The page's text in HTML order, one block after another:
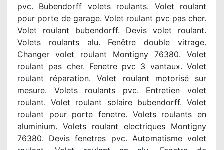
pvc. Bubendorff volets roulants. Volet roulant
pour porte de garage. Volet roulant pvc pas cher.
Volet roulant bubendorff. Devis volet roulant.
Volets roulants alu. Fenêtre double vitrage.
Changer volet roulant Montigny 76380. Volet
roulant pas cher. Fenetre pvc 3 vantaux. Volet
roulant réparation. Volet roulant motorisé sur
mesure. Volets roulants pvc. Entretien volet
roulant. Volet roulant solaire bubendorff. Volet
roulant pour porte fenetre. Volets roulants en
aluminium. Volets roulant electriques Montigny
76380. Devis fenetres pvc. Automatisme volet